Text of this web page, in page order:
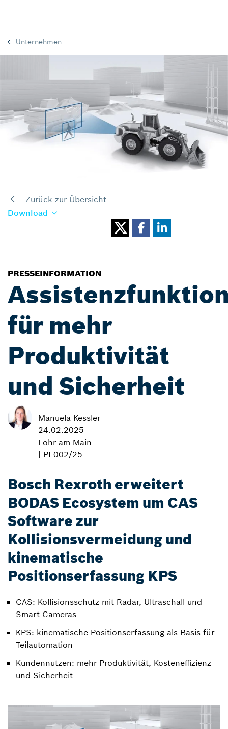
Unternehmen
Zurück zur Übersicht
Download
PRESSEINFORMATION
für mehr
Produktivität
und Sicherheit
Manuela Kessler
24.02.2025
Lohr am Main
| PI 002/25
Bosch Rexroth erweitert
BODAS Ecosystem um CAS
Software zur
Kollisionsvermeidung und
kinematische
Positionserfassung KPS
CAS: Kollisionsschutz mit Radar, Ultraschall und
Smart Cameras
KPS: kinematische Positionserfassung als Basis für
Teilautomation
Kundennutzen: mehr Produktivität, Kosteneffizienz
und Sicherheit